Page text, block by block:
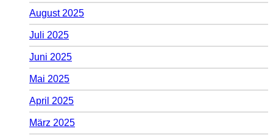
August 2025
Juli 2025
Juni 2025
Mai 2025
April 2025
März 2025